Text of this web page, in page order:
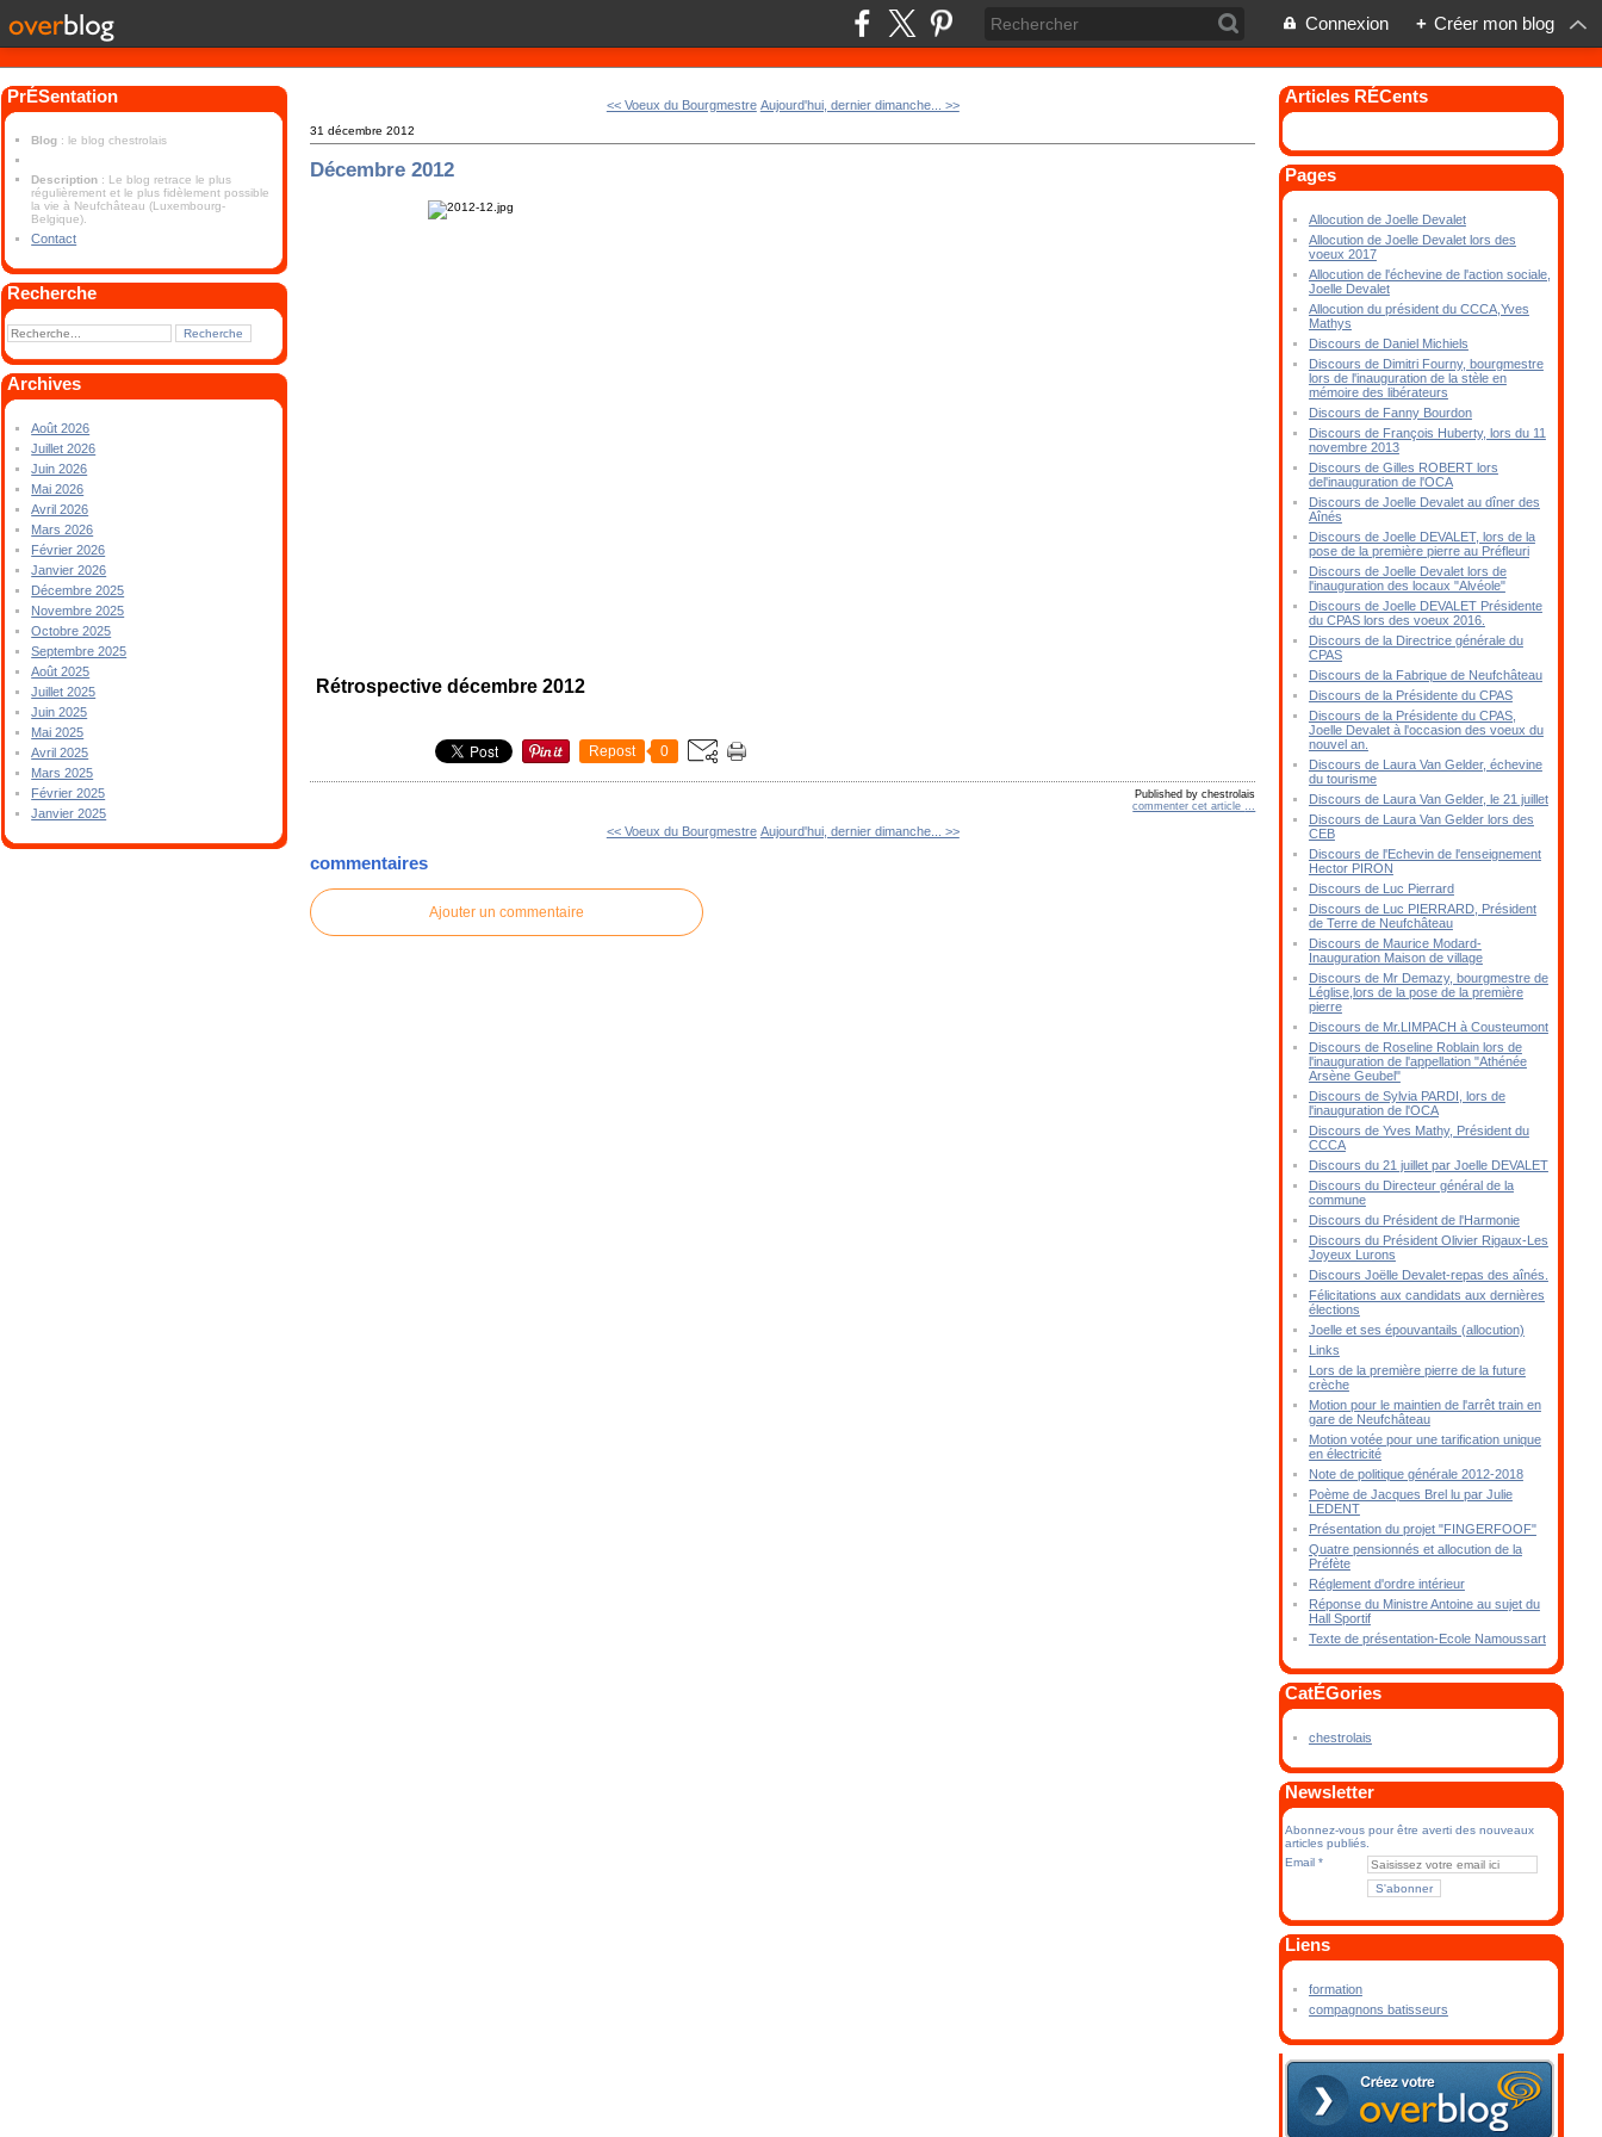
Connexion + Créer mon blog
PrÉSentation
Blog : le blog chestrolais
Description : Le blog retrace le plus
régulièrement et le plus fidèlement possible
la vie à Neufchâteau (Luxembourg-
Belgique).
Contact
Recherche
Archives
Août 2026
Juillet 2026
Juin 2026
Mai 2026
Avril 2026
Mars 2026
Février 2026
Janvier 2026
Décembre 2025
Novembre 2025
Octobre 2025
Septembre 2025
Août 2025
Juillet 2025
Juin 2025
Mai 2025
Avril 2025
Mars 2025
Février 2025
Janvier 2025
<< Voeux du Bourgmestre Aujourd'hui, dernier dimanche... >>
31 décembre 2012
Décembre 2012
Rétrospective décembre 2012
Repost 0
Published by chestrolais
commenter cet article
<< Voeux du Bourgmestre Aujourd'hui, dernier dimanche... >>
commentaires
Ajouter un commentaire
Articles RÉCents
Pages
Allocution de Joelle Devalet
Allocution de Joelle Devalet lors des
voeux 2017
Allocution de l'échevine de l'action sociale,
Joelle Devalet
Allocution du président du CCCA,Yves
Mathys
Discours de Daniel Michiels
Discours de Dimitri Fourny, bourgmestre
lors de l'inauguration de la stèle en
mémoire des libérateurs
Discours de Fanny Bourdon
Discours de François Huberty, lors du 11
novembre 2013
Discours de Gilles ROBERT lors
del'inauguration de l'OCA
Discours de Joelle Devalet au dîner des
Aînés
Discours de Joelle DEVALET, lors de la
pose de la première pierre au Préfleuri
Discours de Joelle Devalet lors de
l'inauguration des locaux "Alvéole"
Discours de Joelle DEVALET Présidente
du CPAS lors des voeux 2016.
Discours de la Directrice générale du
CPAS
Discours de la Fabrique de Neufchâteau
Discours de la Présidente du CPAS
Discours de la Présidente du CPAS,
Joelle Devalet à l'occasion des voeux du
nouvel an.
Discours de Laura Van Gelder, échevine
du tourisme
Discours de Laura Van Gelder, le 21 juillet
Discours de Laura Van Gelder lors des
CEB
Discours de l'Echevin de l'enseignement
Hector PIRON
Discours de Luc Pierrard
Discours de Luc PIERRARD, Président
de Terre de Neufchâteau
Discours de Maurice Modard-
Inauguration Maison de village
Discours de Mr Demazy, bourgmestre de
Léglise,lors de la pose de la première
pierre
Discours de Mr.LIMPACH à Cousteumont
Discours de Roseline Roblain lors de
l'inauguration de l'appellation "Athénée
Arsène Geubel"
Discours de Sylvia PARDI, lors de
l'inauguration de l'OCA
Discours de Yves Mathy, Président du
CCCA
Discours du 21 juillet par Joelle DEVALET
Discours du Directeur général de la
commune
Discours du Président de l'Harmonie
Discours du Président Olivier Rigaux-Les
Joyeux Lurons
Discours Joëlle Devalet-repas des aînés.
Félicitations aux candidats aux dernières
élections
Joelle et ses épouvantails (allocution)
Links
Lors de la première pierre de la future
crèche
Motion pour le maintien de l'arrêt train en
gare de Neufchâteau
Motion votée pour une tarification unique
en électricité
Note de politique générale 2012-2018
Poème de Jacques Brel lu par Julie
LEDENT
Présentation du projet "FINGERFOOF"
Quatre pensionnés et allocution de la
Préfète
Réglement d'ordre intérieur
Réponse du Ministre Antoine au sujet du
Hall Sportif
Texte de présentation-Ecole Namoussart
CatÉGories
chestrolais
Newsletter
Abonnez-vous pour être averti des nouveaux
articles publiés.
Email
Liens
formation
compagnons batisseurs